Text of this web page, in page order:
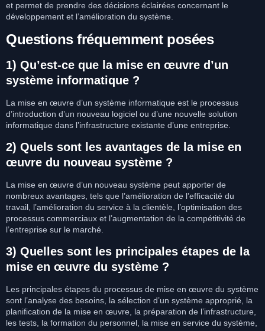
et permet de prendre des décisions éclairées concernant le
développement et l’amélioration du système.
Questions fréquemment posées
1) Qu’est-ce que la mise en œuvre d’un
système informatique ?
La mise en œuvre d’un système informatique est le processus
d’introduction d’un nouveau logiciel ou d’une nouvelle solution
informatique dans l’infrastructure existante d’une entreprise.
2) Quels sont les avantages de la mise en
œuvre du nouveau système ?
La mise en œuvre d’un nouveau système peut apporter de
nombreux avantages, tels que l’amélioration de l’efficacité du
travail, l’amélioration du service à la clientèle, l’optimisation des
processus commerciaux et l’augmentation de la compétitivité de
l’entreprise sur le marché.
3) Quelles sont les principales étapes de la
mise en œuvre du système ?
Les principales étapes du processus de mise en œuvre du système
sont l’analyse des besoins, la sélection d’un système approprié, la
planification de la mise en œuvre, la préparation de l’infrastructure,
les tests, la formation du personnel, la mise en service du système,